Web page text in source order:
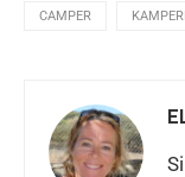
CAMPER